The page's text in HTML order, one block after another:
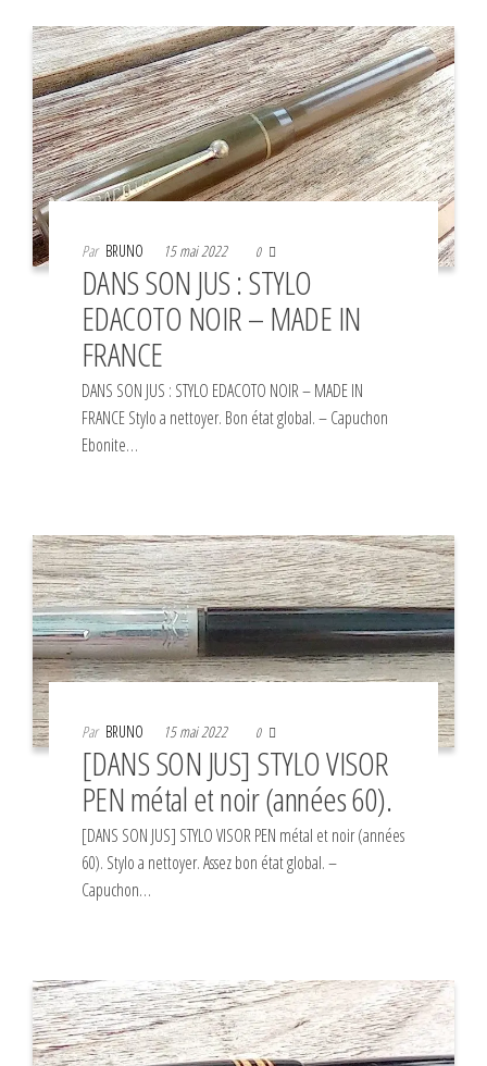
Par BRUNO 15 mai 2022 0
DANS SON JUS : STYLO
EDACOTO NOIR – MADE IN
FRANCE
DANS SON JUS : STYLO EDACOTO NOIR – MADE IN
FRANCE Stylo a nettoyer. Bon état global. – Capuchon
Ebonite…
Par BRUNO 15 mai 2022 0
[DANS SON JUS] STYLO VISOR
PEN métal et noir (années 60).
[DANS SON JUS] STYLO VISOR PEN métal et noir (années
60). Stylo a nettoyer. Assez bon état global. –
Capuchon…